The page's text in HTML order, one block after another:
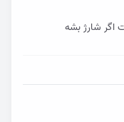
شارژ بشه